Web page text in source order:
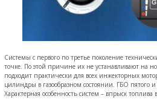
Системы с первого по третье поколение
точке. По этой причине их не устанавливают на
подходит практически для всех инжекторных
цилиндры в газообразном состоянии. ГБО
Характерная особенность систем – впрыск топлива